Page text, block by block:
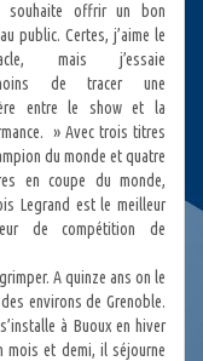
souhaite offrir un bon
public. Certes, j’aime le
mais j’essaie
de tracer une
entre le show et la
» Avec trois titres
du monde et quatre
en coupe du monde,
Legrand est le meilleur
de compétition de
A quinze ans on le
environs de Grenoble.
à Buoux en hiver
mois et demi, il séjourne